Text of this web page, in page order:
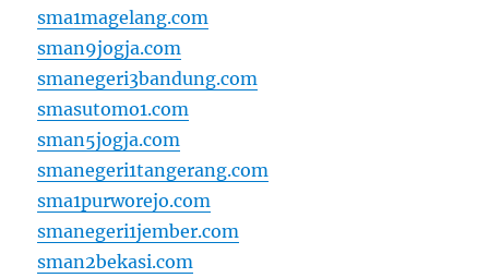
sma1magelang.com
sman9jogja.com
smanegeri3bandung.com
smasutomo1.com
sman5jogja.com
smanegeri1tangerang.com
sma1purworejo.com
smanegeri1jember.com
sman2bekasi.com